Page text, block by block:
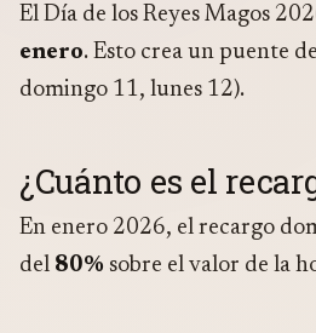
El Día de los Reyes Magos
enero. Esto crea un puente
domingo 11, lunes 12).
¿Cuánto es el
En enero 2026, el recargo
del 80% sobre el valor de la